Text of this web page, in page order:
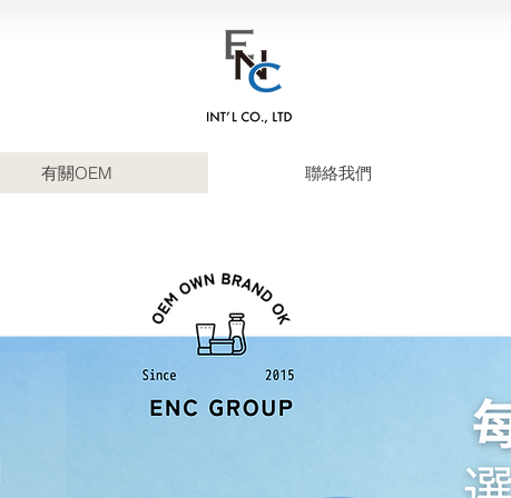
有關OEM 聯絡我們